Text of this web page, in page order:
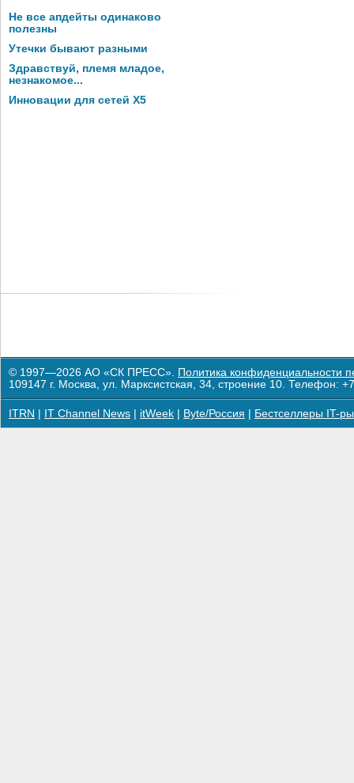
Не все апдейты одинаково
полезны
Утечки бывают разными
Здравствуй, племя младое,
незнакомое...
Инновации для сетей X5
© 1997—2026 АО «СК ПРЕСС». Политика конфиденциальности
109147 г. Москва, ул. Марксистская, 34, строение 10. Телефон:
ITRN IT Channel News itWeek Byte/Россия Бестселлеры IT-